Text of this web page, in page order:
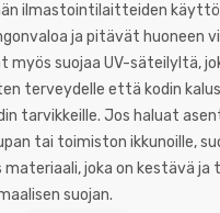
ilmastointilaitteiden
ja pitävät huoneen
myös suojaa UV-säteilyltä,
terveydelle että kodin
tarvikkeille. Jos haluat
tai toimiston ikkunoille,
joka on kestävä ja
suojan.